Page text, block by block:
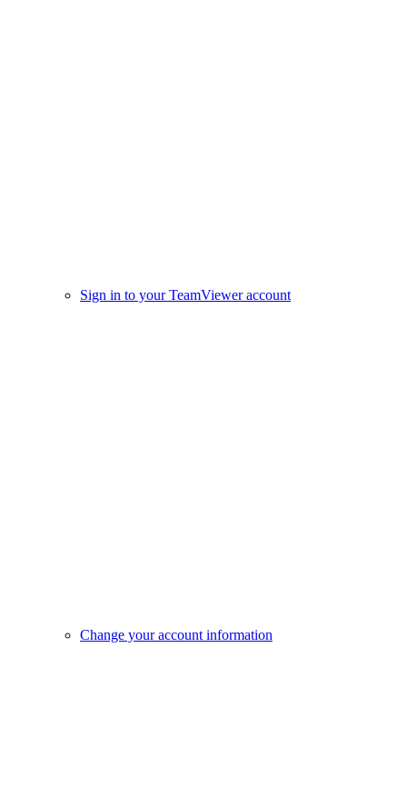
Sign in to your TeamViewer account
Change your account information